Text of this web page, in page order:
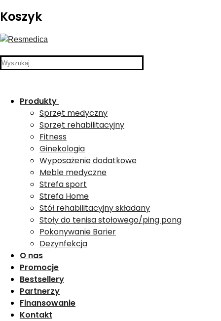
Koszyk
Search
Produkty
Sprzęt medyczny
Sprzęt rehabilitacyjny
Fitness
Ginekologia
Wyposażenie dodatkowe
Meble medyczne
Strefa sport
Strefa Home
Stół rehabilitacyjny składany
Stoły do tenisa stołowego/ping pong
Pokonywanie Barier
Dezynfekcja
O nas
Promocje
Bestsellery
Partnerzy
Finansowanie
Kontakt